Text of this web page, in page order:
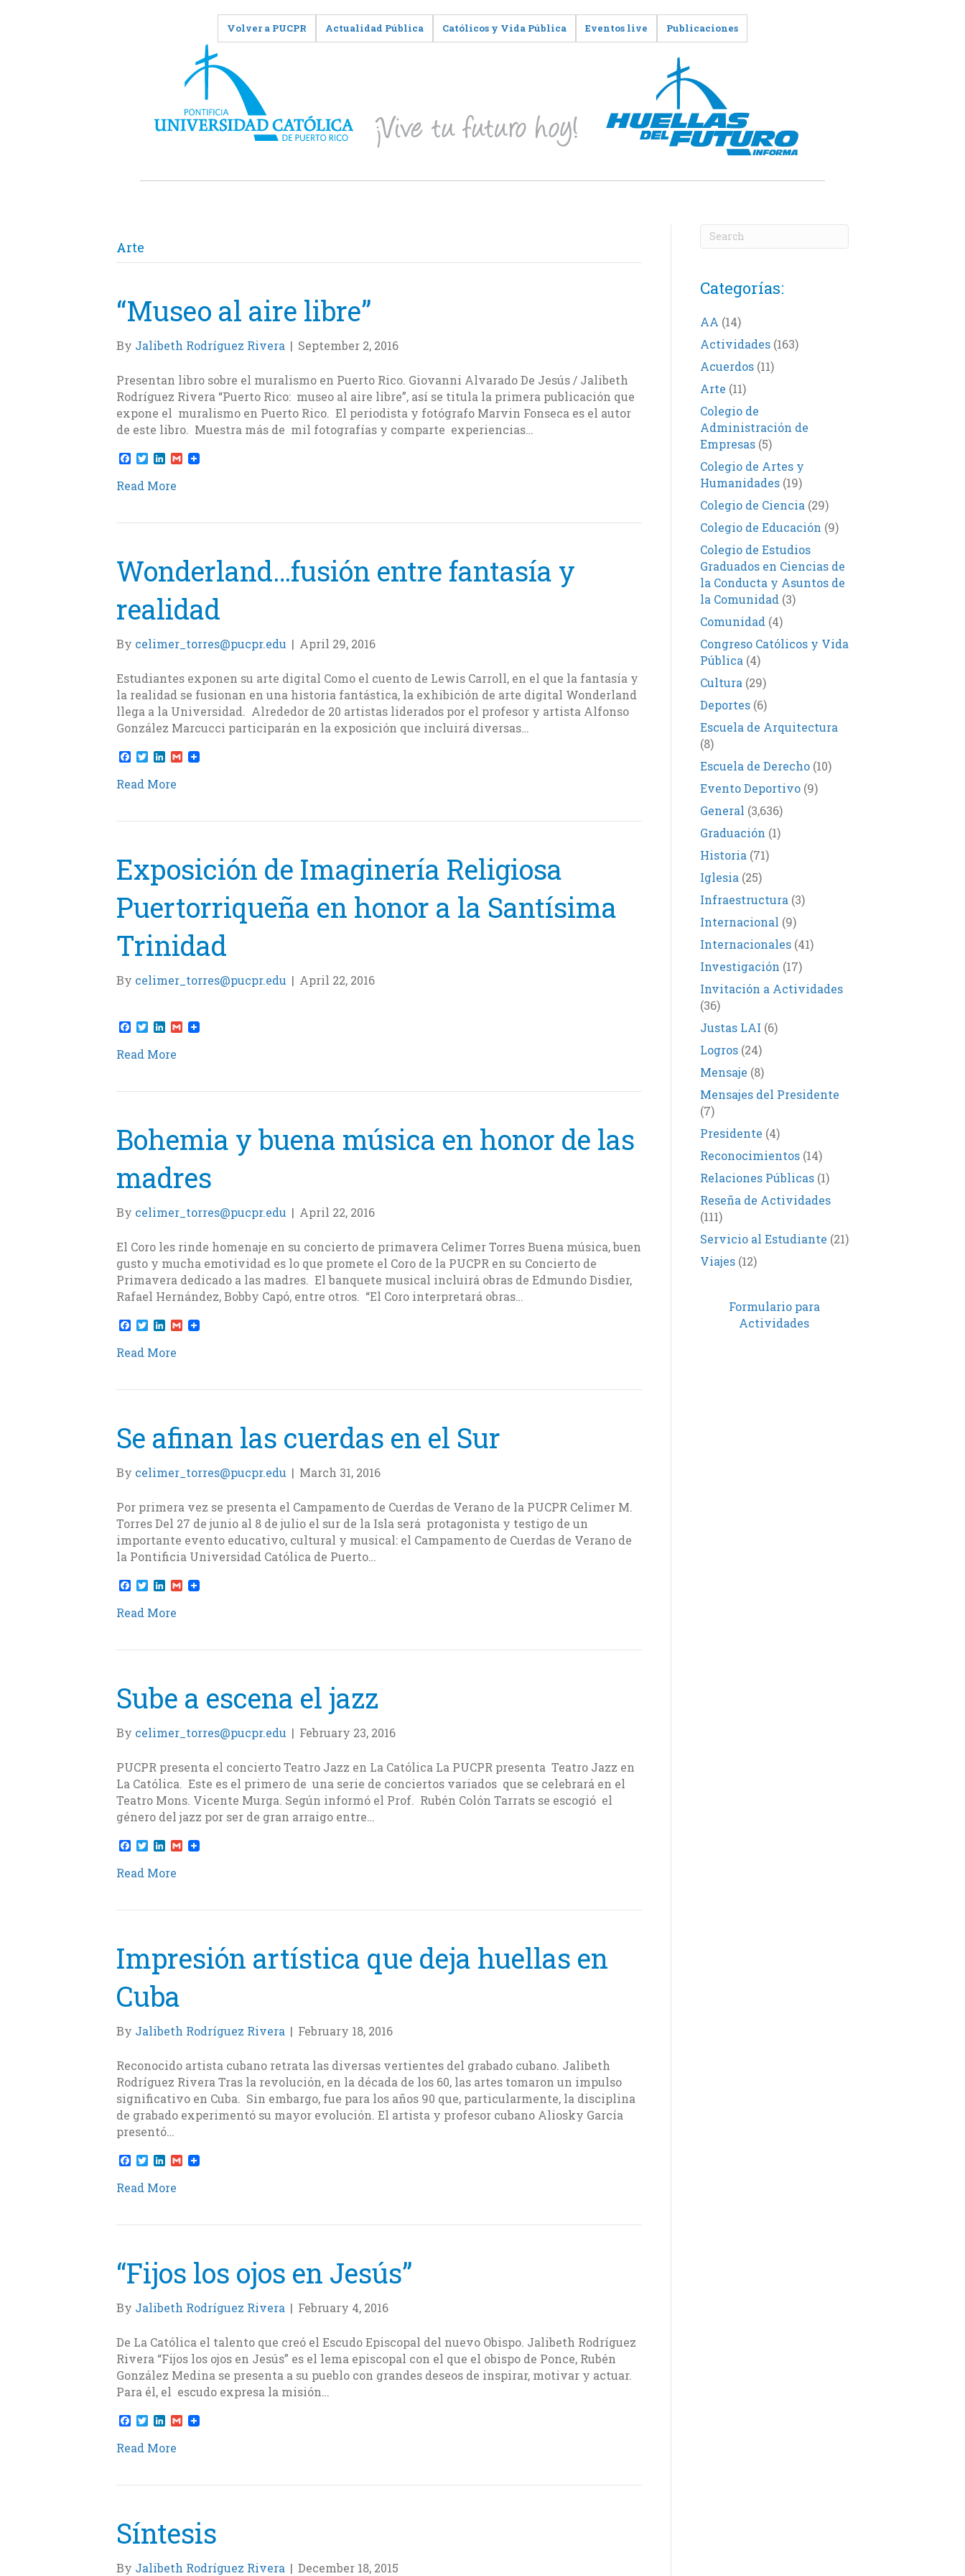
Volver a PUCPR Actualidad Pública Católicos y Vida Pública Eventos live Publicaciones
Arte
“Museo al aire libre”
By Jalibeth Rodríguez Rivera | September 2, 2016
Presentan libro sobre el muralismo en Puerto Rico. Giovanni Alvarado De Jesús / Jalibeth
Rodríguez Rivera “Puerto Rico: museo al aire libre”, así se titula la primera publicación que
expone el muralismo en Puerto Rico. El periodista y fotógrafo Marvin Fonseca es el autor
de este libro. Muestra más de mil fotografías y comparte experiencias…
F
a
c
e
o
T
w
i
t
r
L
n
k
I
G
m
Read More
Wonderland…fusión entre fantasía y
realidad
By celimer_torres@pucpr.edu | April 29, 2016
Estudiantes exponen su arte digital Como el cuento de Lewis Carroll, en el que la fantasía y
la realidad se fusionan en una historia fantástica, la exhibición de arte digital Wonderland
llega a la Universidad. Alrededor de 20 artistas liderados por el profesor y artista Alfonso
González Marcucci participarán en la exposición que incluirá diversas…
F
a
c
e
o
T
w
i
t
r
L
n
k
I
G
m
Read More
Exposición de Imaginería Religiosa
Puertorriqueña en honor a la Santísima
Trinidad
By celimer_torres@pucpr.edu | April 22, 2016
F
a
c
e
o
T
w
i
t
r
L
n
k
I
G
m
Read More
Bohemia y buena música en honor de las
madres
By celimer_torres@pucpr.edu | April 22, 2016
El Coro les rinde homenaje en su concierto de primavera Celimer Torres Buena música, buen
gusto y mucha emotividad es lo que promete el Coro de la PUCPR en su Concierto de
Primavera dedicado a las madres. El banquete musical incluirá obras de Edmundo Disdier,
Rafael Hernández, Bobby Capó, entre otros. “El Coro interpretará obras…
F
a
c
e
o
T
w
i
t
r
L
n
k
I
G
m
Read More
Se afinan las cuerdas en el Sur
By celimer_torres@pucpr.edu | March 31, 2016
Por primera vez se presenta el Campamento de Cuerdas de Verano de la PUCPR Celimer M.
Torres Del 27 de junio al 8 de julio el sur de la Isla será protagonista y testigo de un
importante evento educativo, cultural y musical: el Campamento de Cuerdas de Verano de
la Pontificia Universidad Católica de Puerto…
F
a
c
e
o
T
w
i
t
r
L
n
k
I
G
m
Read More
Sube a escena el jazz
By celimer_torres@pucpr.edu | February 23, 2016
PUCPR presenta el concierto Teatro Jazz en La Católica La PUCPR presenta Teatro Jazz en
La Católica. Este es el primero de una serie de conciertos variados que se celebrará en el
Teatro Mons. Vicente Murga. Según informó el Prof. Rubén Colón Tarrats se escogió el
género del jazz por ser de gran arraigo entre…
F
a
c
e
o
T
w
i
t
r
L
n
k
I
G
m
Read More
Impresión artística que deja huellas en
Cuba
By Jalibeth Rodríguez Rivera | February 18, 2016
Reconocido artista cubano retrata las diversas vertientes del grabado cubano. Jalibeth
Rodríguez Rivera Tras la revolución, en la década de los 60, las artes tomaron un impulso
significativo en Cuba. Sin embargo, fue para los años 90 que, particularmente, la disciplina
de grabado experimentó su mayor evolución. El artista y profesor cubano Aliosky García
presentó…
F
a
c
e
o
T
w
i
t
r
L
n
k
I
G
m
Read More
“Fijos los ojos en Jesús”
By Jalibeth Rodríguez Rivera | February 4, 2016
De La Católica el talento que creó el Escudo Episcopal del nuevo Obispo. Jalibeth Rodríguez
Rivera “Fijos los ojos en Jesús” es el lema episcopal con el que el obispo de Ponce, Rubén
González Medina se presenta a su pueblo con grandes deseos de inspirar, motivar y actuar.
Para él, el escudo expresa la misión…
F
a
c
e
o
T
w
i
t
r
L
n
k
I
G
m
Read More
Síntesis
By Jalibeth Rodríguez Rivera | December 18, 2015
Categorías:
AA (14)
Actividades(163)
Acuerdos(11)
Arte (11)
Colegio de
Administración de
Empresas(5)
Colegio de Artes y
Humanidades(19)
Colegio de Ciencia (29)
Colegio de Educación (9)
Colegio de Estudios
Graduados en Ciencias de
la Conducta y Asuntos de
la Comunidad (3)
Comunidad (4)
Congreso Católicos y Vida
Pública (4)
Cultura (29)
Deportes(6)
Escuela de Arquitectura
(8)
Escuela de Derecho(10)
Evento Deportivo(9)
General (3,636)
Graduación (1)
Historia (71)
Iglesia (25)
Infraestructura (3)
Internacional (9)
Internacionales(41)
Investigación (17)
Invitación a Actividades
(36)
Justas LAI (6)
Logros(24)
Mensaje (8)
Mensajes del Presidente
(7)
Presidente (4)
Reconocimientos(14)
Relaciones Públicas(1)
Reseña de Actividades
(111)
Servicio al Estudiante (21)
Viajes(12)
Formulario para
Actividades